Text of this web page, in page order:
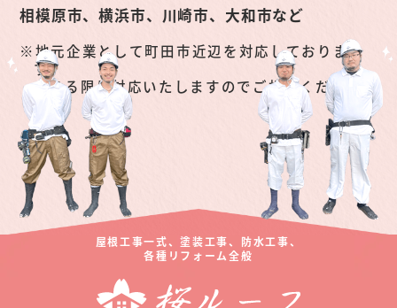
相模原市、横浜市、川崎市、大和市など
地元企業として町田市近辺を対応しておりま
す。
できる限り対応いたしますのでご相談くださ
い。
屋根工事一式、塗装工事、防水工事、
各種リフォーム全般